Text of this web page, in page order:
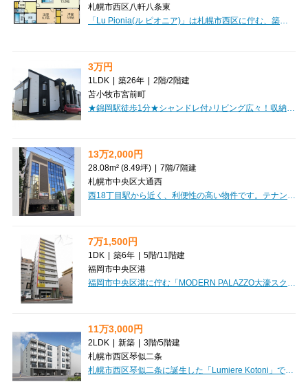
札幌市西区八軒八条東
3万円
1LDK | 築26年 | 2階/2階建
苫小牧市宮前町
13万2,000円
28.08m² (8.49坪) | 7階/7階建
札幌市中央区大通西
7万1,500円
1DK | 築6年 | 5階/11階建
福岡市中央区港
11万3,000円
2LDK | 新築 | 3階/5階建
札幌市西区琴似二条